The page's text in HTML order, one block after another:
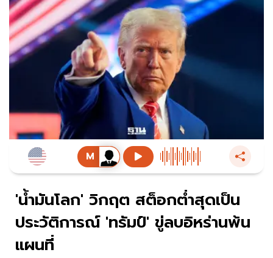
'น้ำมันโลก' วิกฤต สต็อกต่ำสุดเป็น
ประวัติการณ์ 'ทรัมป์' ขู่ลบอิหร่านพ้น
แผนที่